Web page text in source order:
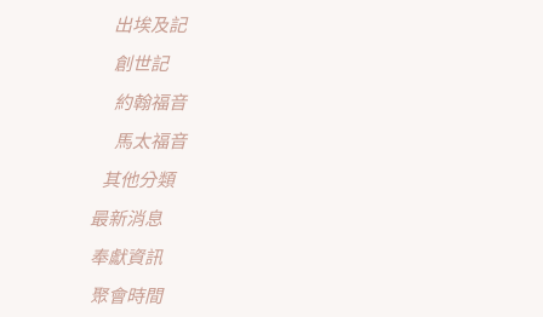
出埃及記
創世記
約翰福音
馬太福音
其他分類
最新消息
奉獻資訊
聚會時間